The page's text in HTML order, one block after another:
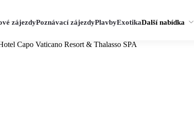
zájezdyPoznávací zájezdyPlavbyExotikaDalší nabídka
Capo Vaticano Resort & Thalasso SPA